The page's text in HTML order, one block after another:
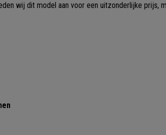
wij dit model aan voor een uitzonderlijke prijs,